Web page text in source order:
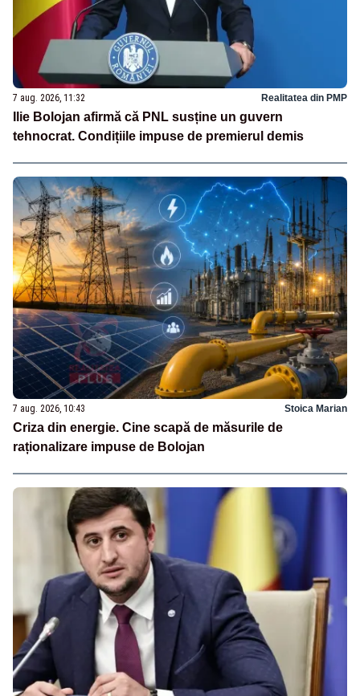
7 aug. 2026, 11:32 Realitatea din PMP
Ilie Bolojan afirmă că PNL susține un guvern
tehnocrat. Condițiile impuse de premierul demis
7 aug. 2026, 10:43 Stoica Marian
Criza din energie. Cine scapă de măsurile de
raționalizare impuse de Bolojan